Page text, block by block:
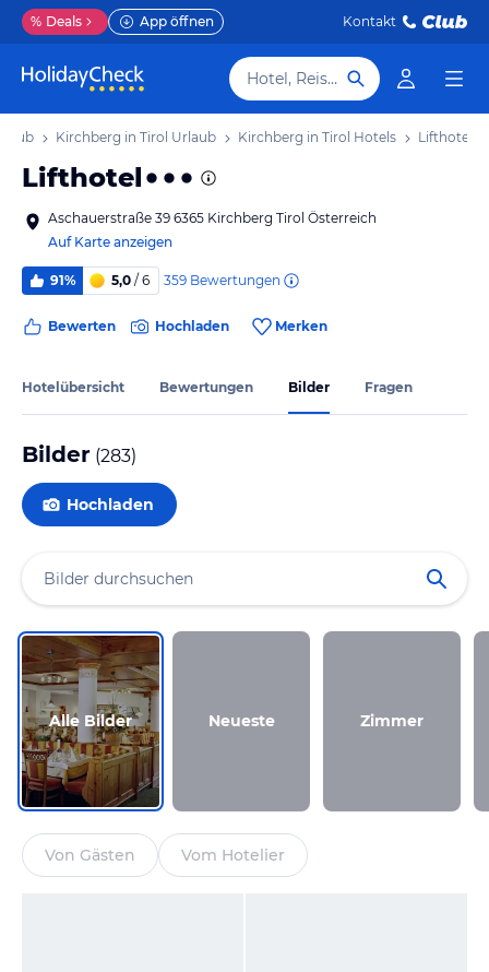
% Deals App öffnen Kontakt
Hotel, Reiseziel
Kirchberg in Tirol Urlaub Kirchberg in Tirol Hotels Lifthotel
Lifthotel
Aschauerstraße 39 6365 Kirchberg Tirol Österreich
Auf Karte anzeigen
91% 5,0 / 6 359 Bewertungen
Bewerten Hochladen Merken
Hotelübersicht Bewertungen Bilder Fragen
Bilder (283)
Hochladen
Alle Bilder Neueste Zimmer
Von Gästen Vom Hotelier